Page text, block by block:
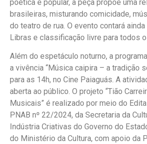
poética e popular, a peça propõe uma
brasileiras, misturando comicidade,
do teatro de rua. O evento contará
Libras e classificação livre para todos
Além do espetáculo noturno, a
a vivência “Música caipira – a tradição
para as 14h, no Cine Paiaguás. A
aberta ao público. O projeto “Tião
Musicais” é realizado por meio do
PNAB nº 22/2024, da Secretaria da
Indústria Criativas do Governo do
do Ministério da Cultura, com apoio da